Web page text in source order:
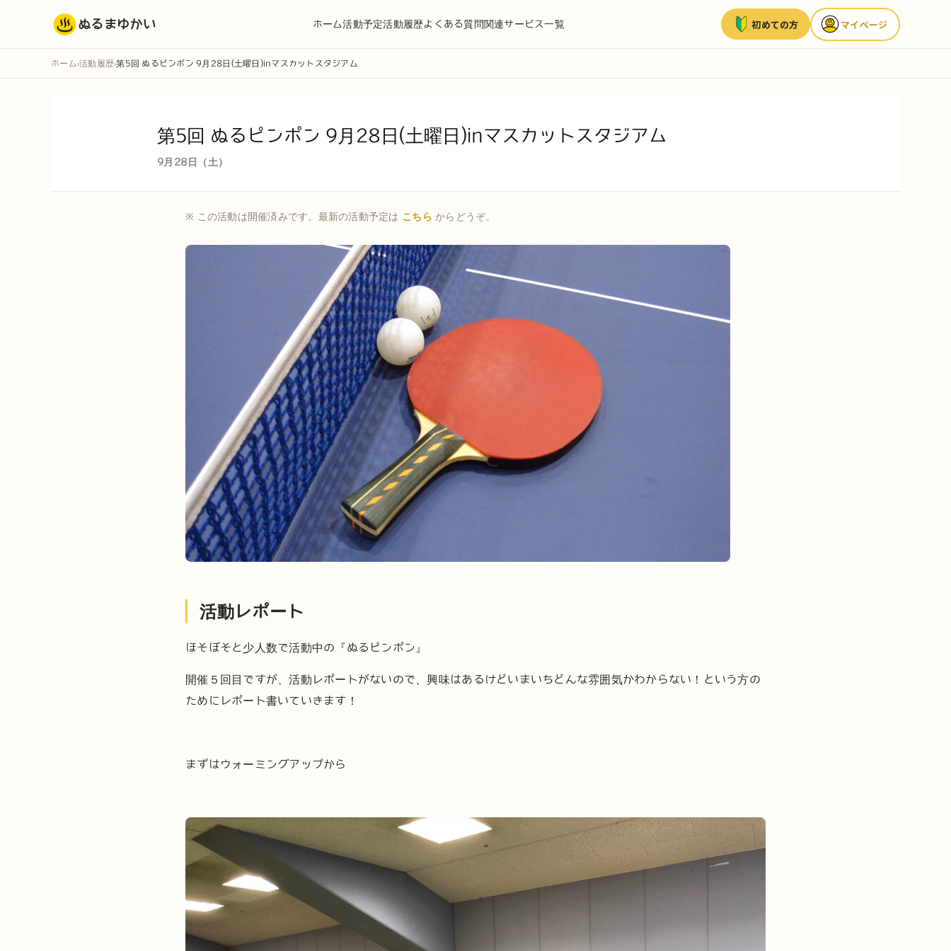
ぬるまゆかい ホーム活動予定活動履歴よくある質問 関連サービス一覧 初めての方 マイページ
ホーム ›活動履歴›第5回 ぬるピンポン 9月28日(土曜日)inマスカットスタジアム
第5回 ぬるピンポン 9月28日(土曜日)inマスカットスタジアム
9月28日（土）
※ この活動は開催済みです。最新の活動予定は こちら からどうぞ。
活動レポート
ほそぼそと少人数で活動中の『ぬるピンポン』
開催５回目ですが、活動レポートがないので、興味はあるけどいまいちどんな雰囲気かわからない！という方の
ためにレポート書いていきます！
まずはウォーミングアップから